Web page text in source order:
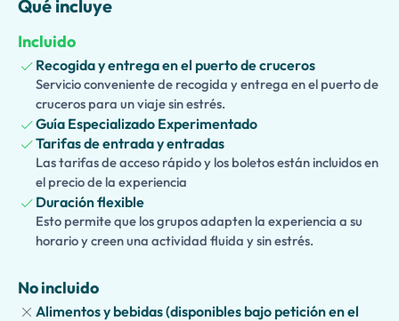
forma independiente o con un guía autorizado (disponible
mitología y la arquitectura notable de esta antigua ciudad
griega que data de hace más de 2.500 años.Las familias
que viajan con niños también pueden elegir un tour
guiado adaptado para niños, con juegos atractivos,
cuestionarios, narración de historias y actividades
interactivas especialmente diseñadas para hacer que la
arqueología sea divertida y memorable para los jóvenes
exploradores.
Después de su visita a Paestum, continúe hacia una granja
de elaboración del queso centenario y disfrute de una
Qué incluye
Incluido
Recogida y entrega en el puerto de cruceros
Servicio conveniente de recogida y entrega en el puerto de
cruceros para un viaje sin estrés.
Guía Especializado Experimentado
Tarifas de entrada y entradas
Las tarifas de acceso rápido y los boletos están incluidos en
el precio de la experiencia
Duración flexible
Esto permite que los grupos adapten la experiencia a su
horario y creen una actividad fluida y sin estrés.
No incluido
Alimentos y bebidas (disponibles bajo petición en el